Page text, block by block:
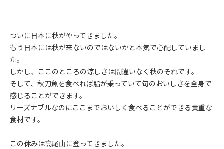
ついに日本に秋がやってきました。
もう日本には秋が来ないのではないかと本気で心配していまし
た。
しかし、ここのところの涼しさは間違いなく秋のそれです。
そして、秋刀魚を食べれば脂が乗っていて旬のおいしさを全身で
感じることができます。
リーズナブルなのにここまでおいしく食べることができる貴重な
食材です。
この休みは高尾山に登ってきました。